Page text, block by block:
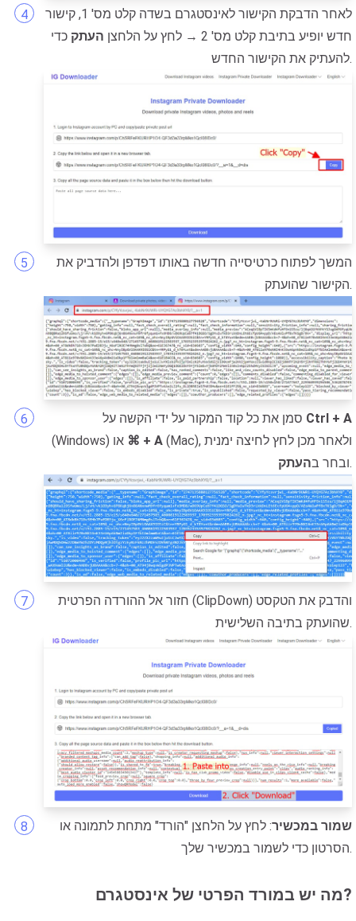
לאחר הדבקת הקישור לאינסטגרם בשדה קלט מס' 1, קישור
חדש יופיע בתיבת קלט מס' 2 → לחץ על הלחצן
העתק כדי
להעתיק את הקישור החדש.
המשך לפתוח כרטיסייה חדשה באותו דפדפן ולהדביק את
הקישור שהועתק.
Ctrl + A
⌘ + A (Mac), ולאחר מכן לחץ לחיצה ימנית
ובחר בהעתק .
חזור אל ההורדה הפרטית (ClipDown) והדבק את הטקסט
שהועתק בתיבה השלישית.
שמור במכשיר: לחץ על הלחצן "הורד" מתחת לתמונה או
הסרטון כדי לשמור במכשיר שלך.
מה יש במורד הפרטי של אינסטגרם?